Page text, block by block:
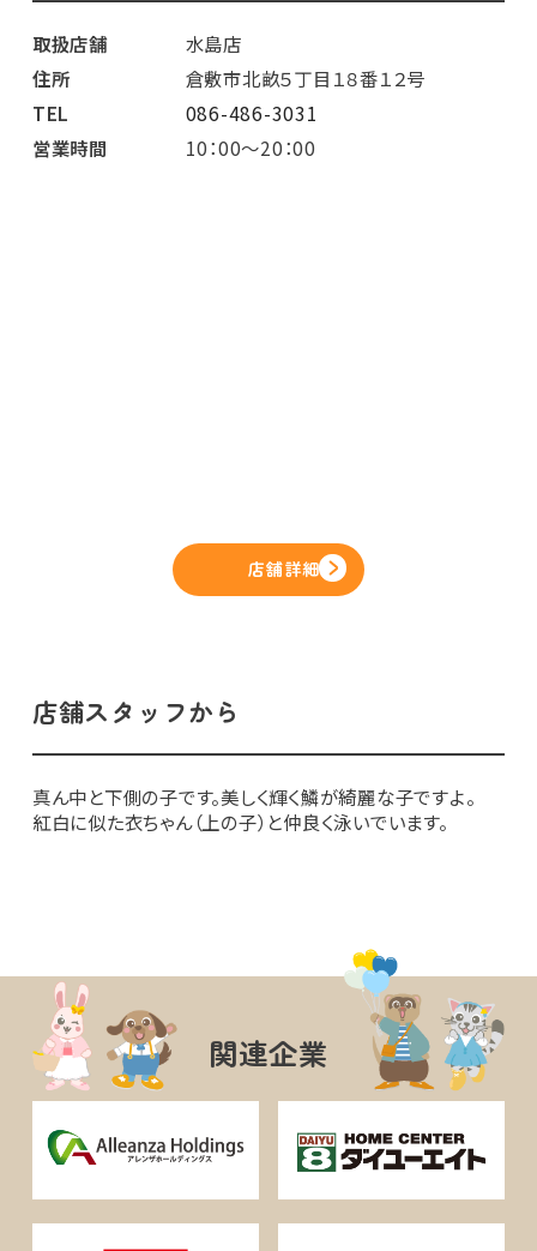
取扱店舗
水島店
住所
倉敷市北畝５丁目１８番１２号
TEL
086-486-3031
営業時間
10：00～20：00
店舗詳細
店舗スタッフから
真ん中と下側の子です。美しく輝く鱗が綺麗な子ですよ。
紅白に似た衣ちゃん（上の子）と仲良く泳いでいます。
関連企業